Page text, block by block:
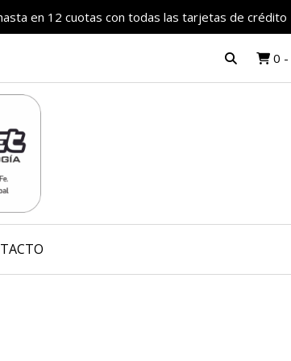
en 12 cuotas con todas las tarjetas de crédito
0 -